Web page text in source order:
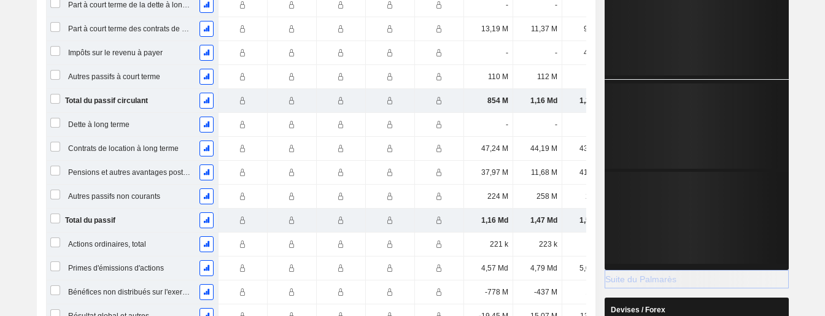
Part à court terme de la dette à long terme - -
Part à court terme des contrats de location 13,19 M 11,37 M 9,12 M
Impôts sur le revenu à payer - - 42,3 M
Autres passifs à court terme 110 M 112 M
Total du passif circulant 854 M 1,16 Md 1,24 Md
Dette à long terme - -
Contrats de location à long terme 47,24 M 44,19 M 43,45 M
Pensions et autres avantages postérieurs à l'emploi 37,97 M 11,68 M 41,18 M
Autres passifs non courants 224 M 258 M 267 M
Total du passif 1,16 Md 1,47 Md 1,59 Md
Actions ordinaires, total 221 k 223 k
Primes d'émissions d'actions 4,57 Md 4,79 Md 5,02 Md 4,53 Md 4,93 Md
Bénéfices non distribués sur l'exercice -778 M -437 M
Suite du Palmarès
Devises / Forex